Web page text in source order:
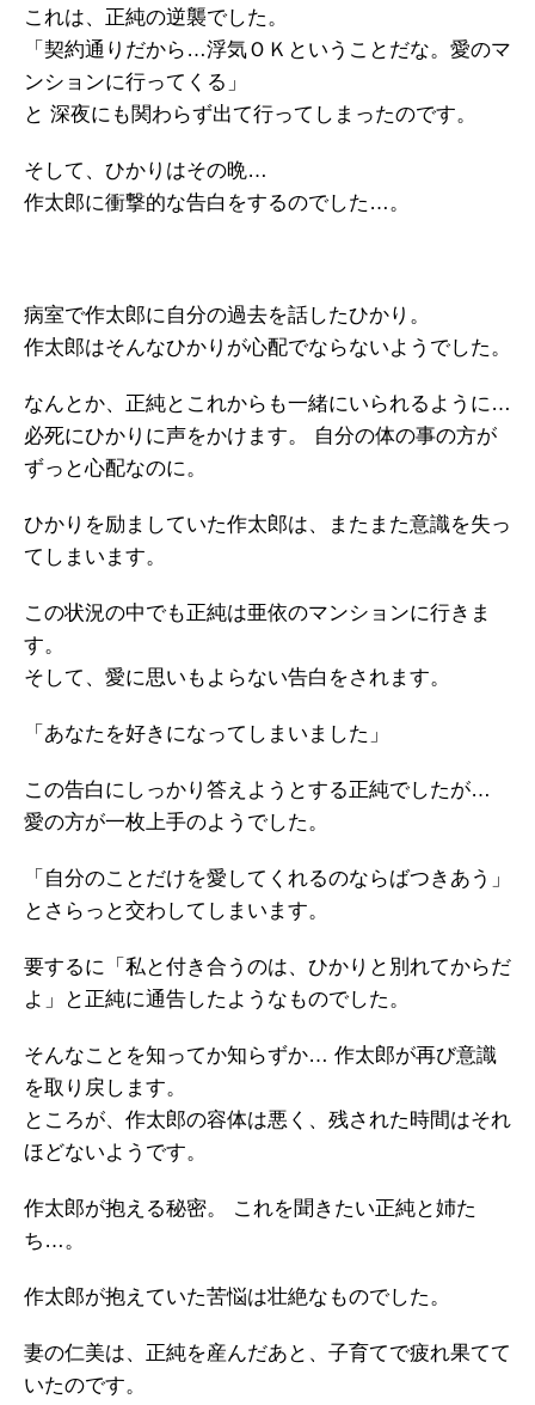
これは、正純の逆襲でした。
「契約通りだから…浮気ＯＫということだな。愛のマ
ンションに行ってくる」
と 深夜にも関わらず出て行ってしまったのです。
そして、ひかりはその晩…
作太郎に衝撃的な告白をするのでした…。
病室で作太郎に自分の過去を話したひかり。
作太郎はそんなひかりが心配でならないようでした。
なんとか、正純とこれからも一緒にいられるように…
必死にひかりに声をかけます。 自分の体の事の方が
ずっと心配なのに。
ひかりを励ましていた作太郎は、またまた意識を失っ
てしまいます。
この状況の中でも正純は亜依のマンションに行きま
す。
そして、愛に思いもよらない告白をされます。
「あなたを好きになってしまいました」
この告白にしっかり答えようとする正純でしたが…
愛の方が一枚上手のようでした。
「自分のことだけを愛してくれるのならばつきあう」
とさらっと交わしてしまいます。
要するに「私と付き合うのは、ひかりと別れてからだ
よ」と正純に通告したようなものでした。
そんなことを知ってか知らずか… 作太郎が再び意識
を取り戻します。
ところが、作太郎の容体は悪く、残された時間はそれ
ほどないようです。
作太郎が抱える秘密。 これを聞きたい正純と姉た
ち…。
作太郎が抱えていた苦悩は壮絶なものでした。
妻の仁美は、正純を産んだあと、子育てで疲れ果てて
いたのです。